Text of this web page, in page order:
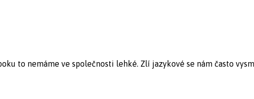
to nemáme ve společnosti lehké. Zlí jazykové se nám často